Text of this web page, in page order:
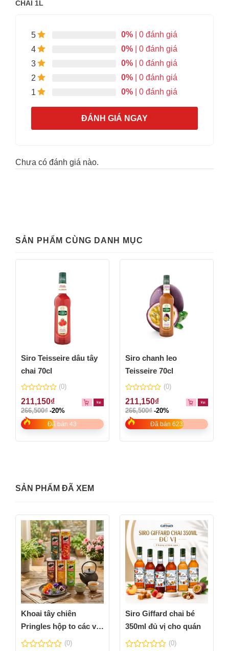
CHAI 1L
5 0% | 0 đánh giá
4
0% | 0 đánh giá
3
0% | 0 đánh giá
2
0% | 0 đánh giá
1
0% | 0 đánh giá
ĐÁNH GIÁ NGAY
Chưa có đánh giá nào.
SẢN PHẨM CÙNG DANH MỤC
Siro Teisseire dâu tây
chai 70cl
0
out
of
5
(0)
211,150₫
266,500₫ -20%
Đã bán 43
Siro chanh leo
Teisseire 70cl
0
out
of
5
(0)
211,150₫
266,500₫ -20%
Đã bán 623
SẢN PHẨM ĐÃ XEM
Khoai tây chiên
Pringles hộp to các vị
thơm ngon
(0)
Siro Giffard chai bé
350ml đủ vị cho quán
(0)